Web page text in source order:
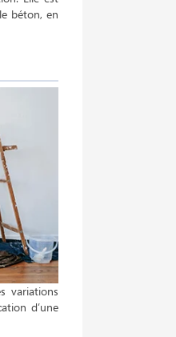
béton, en
variations
d’une